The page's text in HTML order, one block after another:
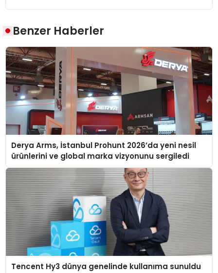
Benzer Haberler
Derya Arms, İstanbul Prohunt 2026’da yeni nesil
ürünlerini ve global marka vizyonunu sergiledi
Tencent Hy3 dünya genelinde kullanıma sunuldu